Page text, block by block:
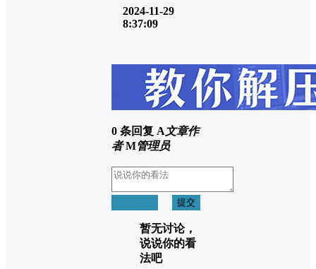
2024-11-29
8:37:09
0 条回复 A文章作
者 M管理员
提交
暂无讨论，
说说你的看
法吧